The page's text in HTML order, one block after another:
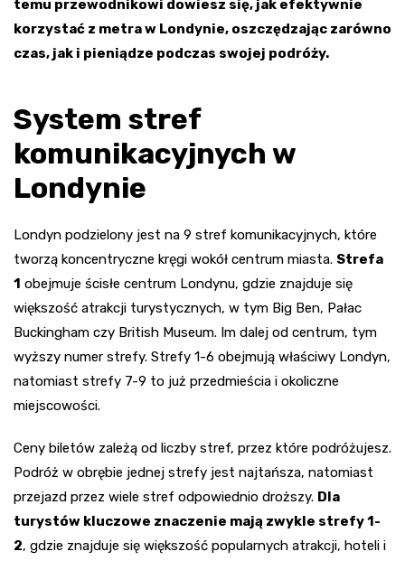
temu przewodnikowi dowiesz się, jak efektywnie
korzystać z metra w Londynie, oszczędzając zarówno
czas, jak i pieniądze podczas swojej podróży.
System stref
komunikacyjnych w
Londynie
Londyn podzielony jest na 9 stref komunikacyjnych, które
tworzą koncentryczne kręgi wokół centrum miasta. Strefa
1 obejmuje ścisłe centrum Londynu, gdzie znajduje się
większość atrakcji turystycznych, w tym Big Ben, Pałac
Buckingham czy British Museum. Im dalej od centrum, tym
wyższy numer strefy. Strefy 1-6 obejmują właściwy Londyn,
natomiast strefy 7-9 to już przedmieścia i okoliczne
miejscowości.
Ceny biletów zależą od liczby stref, przez które podróżujesz.
Podróż w obrębie jednej strefy jest najtańsza, natomiast
przejazd przez wiele stref odpowiednio droższy. Dla
turystów kluczowe znaczenie mają zwykle strefy 1-
2, gdzie znajduje się większość popularnych atrakcji, hoteli i